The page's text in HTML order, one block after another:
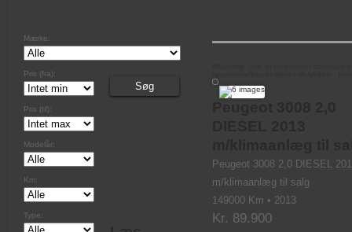
Mærke:
Pris (fra):
Pris (til):
Modelår:
Km:
Type:
Peugeot 3008 2,0 DIESEL
m/klimaanlæg til salg
149000 Km • 2013
Kr. 89.900